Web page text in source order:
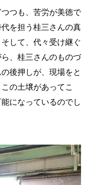
つも、苦労が美徳で
を担う桂三さんの真
して、代々受け継ぐ
、桂三さんのものづ
後押しが、現場をと
の土壌があってこ
になっているのでし